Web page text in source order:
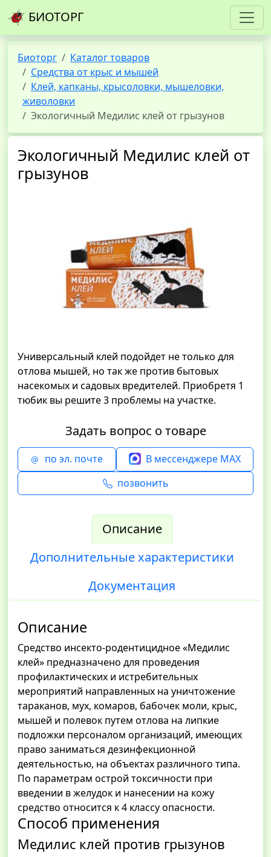
БИОТОРГ
Биоторг
Каталог товаров
Средства от крыс и мышей
Клей, капканы, крысоловки, мышеловки,
живоловки
Экологичный Медилис клей от грызунов
Экологичный Медилис клей от
грызунов
Универсальный клей подойдет не только для
отлова мышей, но так же против бытовых
насекомых и садовых вредителей. Приобретя 1
тюбик вы решите 3 проблемы на участке.
Задать вопрос о товаре
по эл. почте
В мессенджере MAX
позвонить
Описание
Дополнительные характеристики
Документация
Описание
Средство инсекто-родентицидное «Медилис
клей» предназначено для проведения
профилактических и истребительных
мероприятий направленных на уничтожение
тараканов, мух, комаров, бабочек моли, крыс,
мышей и полевок путем отлова на липкие
подложки персоналом организаций, имеющих
право заниматься дезинфекционной
деятельностью, на объектах различного типа.
По параметрам острой токсичности при
введении в желудок и нанесении на кожу
средство относится к 4 классу опасности.
Способ применения
Медилис клей против грызунов